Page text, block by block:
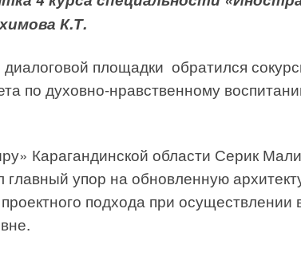
К.Т.
площадки обратился
по духовно-нравственному
Карагандинской области Серик
упор на обновленную
подхода при осуществлении